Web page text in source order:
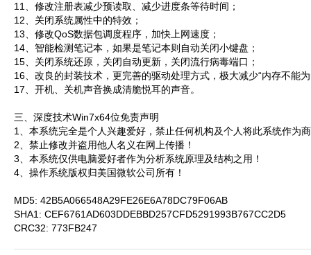
11、修改注册表减少预读取、减少进度条等待时间；
12、关闭系统属性中的特效；
13、修改QoS数据包调度程序，加快上网速度；
14、智能检测笔记本，如果是笔记本则自动关闭小键盘；
15、关闭系统还原，关闭自动更新，关闭流行病毒端口；
16、改良的封装技术，更完善的驱动处理方式，极大减少“内存不能
17、开机、关机声音换成清脆悦耳的声音。
三、深度技术Win7x64位免责声明
1、本系统完全是个人兴趣爱好，禁止任何机构及个人将此系统作为
2、禁止修改并盗用他人名义在网上传播！
3、本系统仅供电脑爱好者作为分析系统原理及结构之用！
4、操作系统版权归美国微软公司所有！
MD5: 42B5A066548A29FE26E6A78DC79F06AB
SHA1: CEF6761AD603DDEBBD257CFD5291993B767CC2D5
CRC32: 773FB247